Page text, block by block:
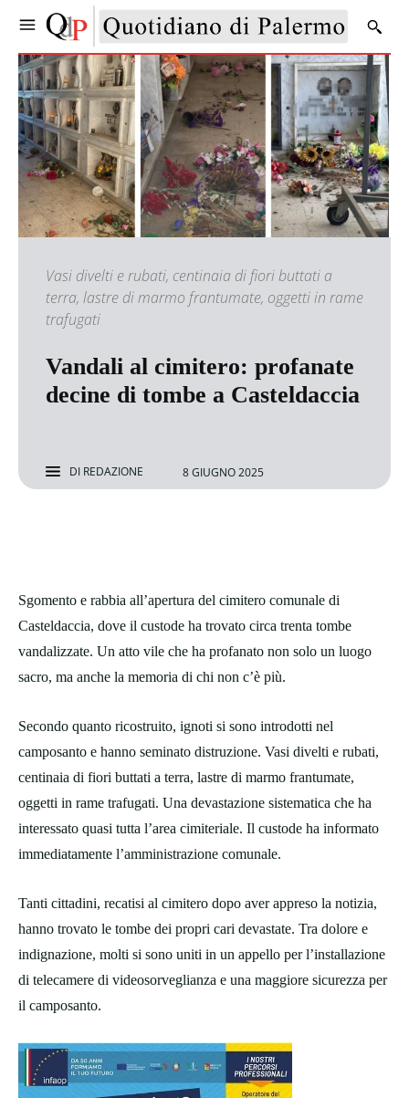
Vasi divelti e rubati, centinaia di fiori buttati a
terra, lastre di marmo frantumate, oggetti in rame
trafugati
Vandali al cimitero: profanate
decine di tombe a Casteldaccia
DI REDAZIONE 8 GIUGNO 2025
Sgomento e rabbia all’apertura del cimitero comunale di
Casteldaccia, dove il custode ha trovato circa trenta tombe
vandalizzate. Un atto vile che ha profanato non solo un luogo
sacro, ma anche la memoria di chi non c’è più.
Secondo quanto ricostruito, ignoti si sono introdotti nel
camposanto e hanno seminato distruzione. Vasi divelti e rubati,
centinaia di fiori buttati a terra, lastre di marmo frantumate,
oggetti in rame trafugati. Una devastazione sistematica che ha
interessato quasi tutta l’area cimiteriale. Il custode ha informato
immediatamente l’amministrazione comunale.
Tanti cittadini, recatisi al cimitero dopo aver appreso la notizia,
hanno trovato le tombe dei propri cari devastate. Tra dolore e
indignazione, molti si sono uniti in un appello per l’installazione
di telecamere di videosorveglianza e una maggiore sicurezza per
il camposanto.